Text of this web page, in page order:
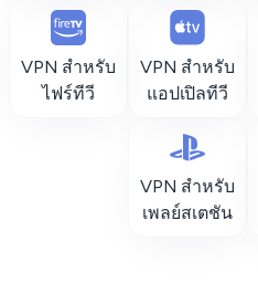
VPN สำหรับ
ไฟร์ทีวี
VPN สำหรับ
แอปเปิลทีวี
VPN สำหรับ
เพลย์สเตชัน